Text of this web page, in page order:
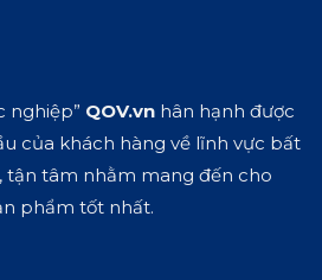
nghiệp” QOV.vn hân hạnh được
của khách hàng về lĩnh vực bất
tận tâm nhằm mang đến cho
phẩm tốt nhất.